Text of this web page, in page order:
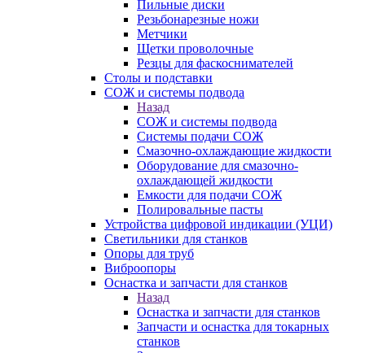
Пильные диски
Резьбонарезные ножи
Метчики
Щетки проволочные
Резцы для фаскоснимателей
Столы и подставки
СОЖ и системы подвода
Назад
СОЖ и системы подвода
Системы подачи СОЖ
Смазочно-охлаждающие жидкости
Оборудование для смазочно-
охлаждающей жидкости
Емкости для подачи СОЖ
Полировальные пасты
Устройства цифровой индикации (УЦИ)
Светильники для станков
Опоры для труб
Виброопоры
Оснастка и запчасти для станков
Назад
Оснастка и запчасти для станков
Запчасти и оснастка для токарных
станков